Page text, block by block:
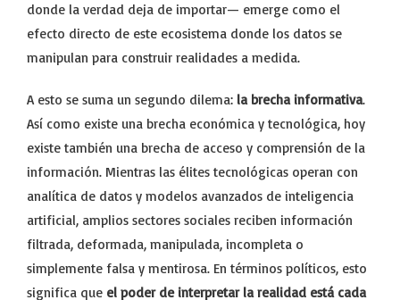
donde la verdad deja de importar— emerge como el
efecto directo de este ecosistema donde los datos se
manipulan para construir realidades a medida.
A esto se suma un segundo dilema: la brecha informativa.
Así como existe una brecha económica y tecnológica, hoy
existe también una brecha de acceso y comprensión de la
información. Mientras las élites tecnológicas operan con
analítica de datos y modelos avanzados de inteligencia
artificial, amplios sectores sociales reciben información
filtrada, deformada, manipulada, incompleta o
simplemente falsa y mentirosa. En términos políticos, esto
significa que el poder de interpretar la realidad está cada